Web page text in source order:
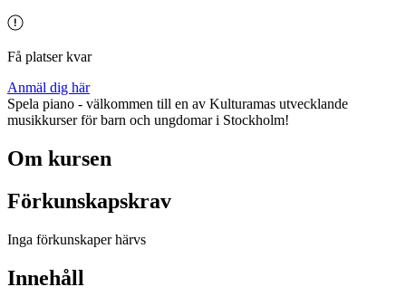
Få platser kvar
Anmäl dig här
Spela piano - välkommen till en av Kulturamas utvecklande
musikkurser för barn och ungdomar i Stockholm!
Om kursen
Förkunskapskrav
Inga förkunskaper härvs
Innehåll